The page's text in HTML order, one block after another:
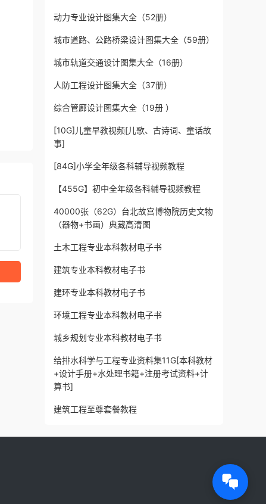
动力专业设计图集大全（52册）
城市道路、公路桥梁设计图集大全（59册）
城市轨道交通设计图集大全（16册）
人防工程设计图集大全（37册）
综合管廊设计图集大全（19册 ）
[10G]儿童早教视频[儿歌、古诗词、童话故
事]
[84G]小学全年级各科辅导视频教程
【455G】初中全年级各科辅导视频教程
40000张（62G）台北故宫博物院历史文物
（器物+书画）典藏高清图
土木工程专业本科教材电子书
建筑专业本科教材电子书
建环专业本科教材电子书
环境工程专业本科教材电子书
城乡规划专业本科教材电子书
给排水科学与工程专业资料集11G[本科教材
+设计手册+水处理书籍+注册考试资料+计
算书]
建筑工程至尊套餐教程